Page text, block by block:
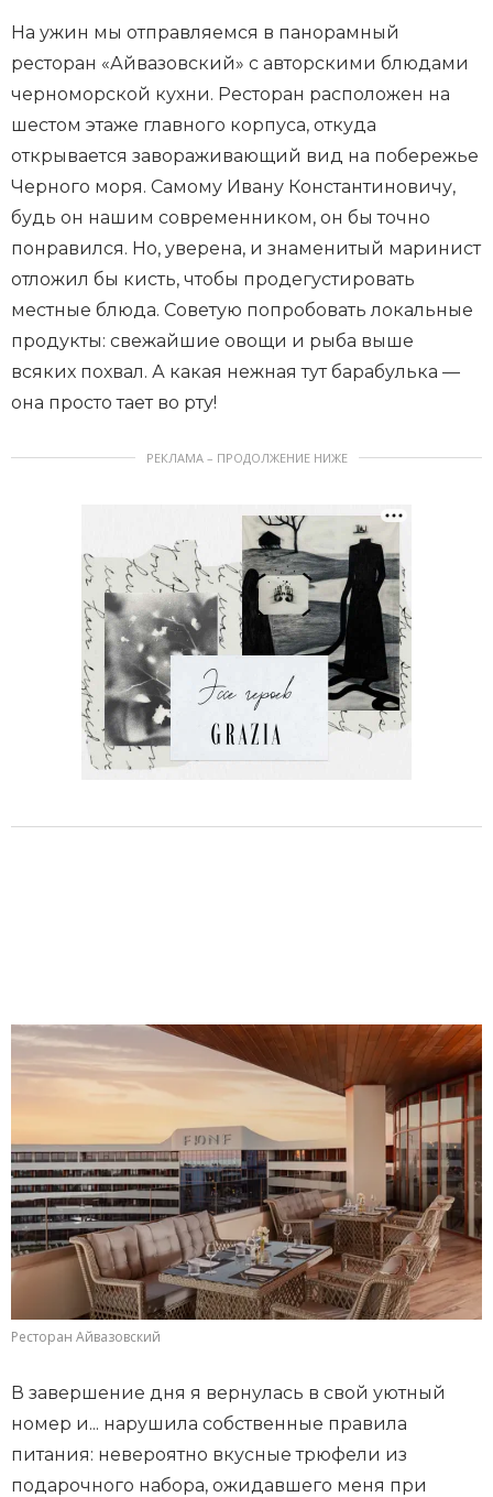
На ужин мы отправляемся в панорамный
ресторан «Айвазовский» с авторскими блюдами
черноморской кухни. Ресторан расположен на
шестом этаже главного корпуса, откуда
открывается завораживающий вид на побережье
Черного моря. Самому Ивану Константиновичу,
будь он нашим современником, он бы точно
понравился. Но, уверена, и знаменитый маринист
отложил бы кисть, чтобы продегустировать
местные блюда. Советую попробовать локальные
продукты: свежайшие овощи и рыба выше
всяких похвал. А какая нежная тут барабулька —
она просто тает во рту!
РЕКЛАМА – ПРОДОЛЖЕНИЕ НИЖЕ
Ресторан Айвазовский
В завершение дня я вернулась в свой уютный
номер и... нарушила собственные правила
питания: невероятно вкусные трюфели из
подарочного набора, ожидавшего меня при